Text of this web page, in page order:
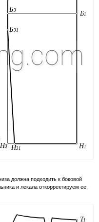
должна подходить к боковой
и лекала откорректируем ее,